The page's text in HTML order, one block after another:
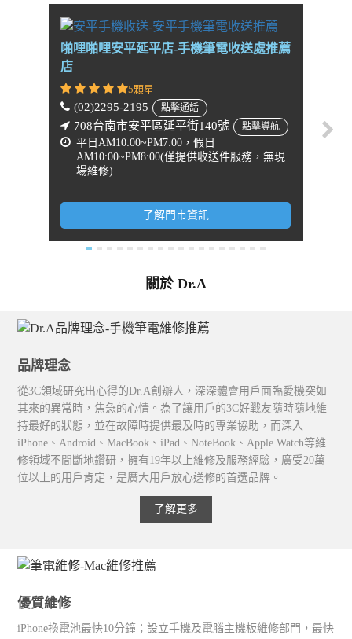
啪哩啪哩安平延平店-手機筆電收送處推薦
店
5顆星
(02)2295-2195 點擊通話
708台南市安平區延平街140號 點擊導航
平日AM10:00~PM7:00，假日
AM10:00~PM8:00(僅提供收送件服務，無現
場維修)
了解門市資訊
310
關於 Dr.A
品牌理念
從3C領域研究出心得的Dr.A創辦人，深深體會用戶面臨愛機突如
其來的異常時，焦急的心情。為了讓用戶的3C好戰友隨時隨地維
持最好的狀態，並在故障時提供最及時的專業協助，而深入
iPhone、Android、MacBook、iPad、NoteBook、Apple Watch等維
修領域不間斷地鑽研，擁有19年以上維修及服務經驗，廣受20萬
位以上的用戶肯定，是廣大用戶放心送修的首選品牌。
了解更多
優質維修
iPhone換電池最快10分鐘；設立手機及電腦主機板維修部門，最快